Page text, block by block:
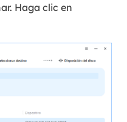
Haga clic en